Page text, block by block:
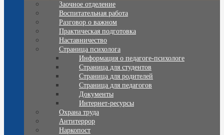
Заочное отделение
Воспитательная работа
Разговор о важном
Практическая подготовка
Наставничество
Страница психолога
Информация о педагоге-психологе
Страница для студентов
Страница для родителей
Страница для педагогов
Документы
Интернет-ресурсы
Охрана труда
Антитеррор
Наркопост